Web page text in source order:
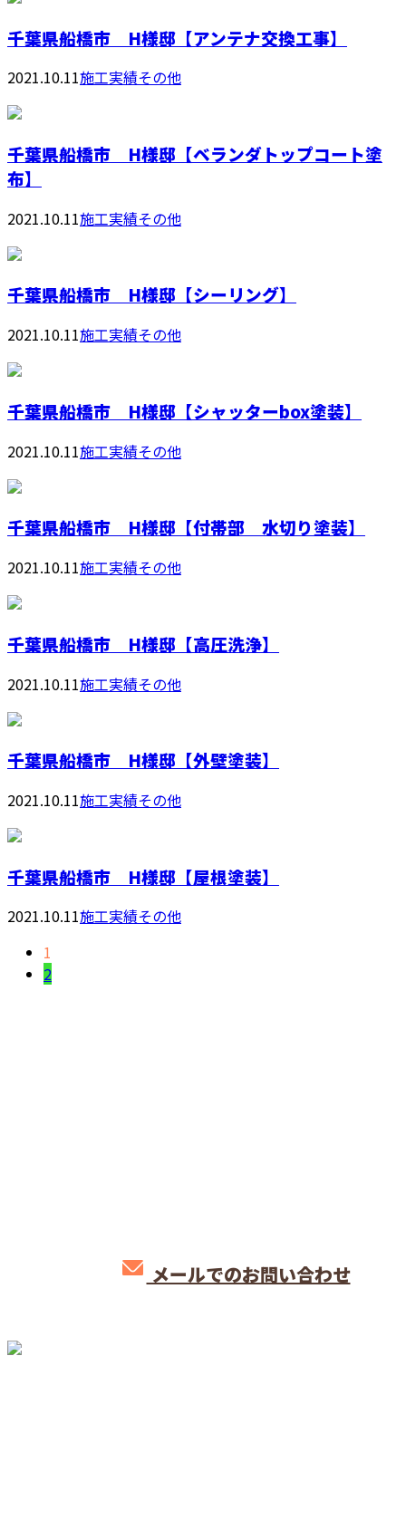
千葉県船橋市 H様邸【アンテナ交換工事】
2021.10.11施工実績その他
千葉県船橋市 H様邸【ベランダトップコート塗
布】
2021.10.11施工実績その他
千葉県船橋市 H様邸【シーリング】
2021.10.11施工実績その他
千葉県船橋市 H様邸【シャッターbox塗装】
2021.10.11施工実績その他
千葉県船橋市 H様邸【付帯部 水切り塗装】
2021.10.11施工実績その他
千葉県船橋市 H様邸【高圧洗浄】
2021.10.11施工実績その他
千葉県船橋市 H様邸【外壁塗装】
2021.10.11施工実績その他
千葉県船橋市 H様邸【屋根塗装】
2021.10.11施工実績その他
1
2
メールでのお問い合わせ